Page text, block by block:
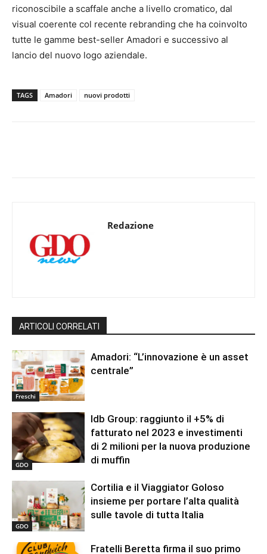
riconoscibile a scaffale anche a livello cromatico, dal
visual coerente col recente rebranding che ha coinvolto
tutte le gamme best-seller Amadori e successivo al
lancio del nuovo logo aziendale.
TAGS Amadori nuovi prodotti
Redazione
ARTICOLI CORRELATI
Freschi
Amadori: “L’innovazione è un asset
centrale”
GDO
Idb Group: raggiunto il +5% di
fatturato nel 2023 e investimenti
di 2 milioni per la nuova produzione
di muffin
GDO
Cortilia e il Viaggiator Goloso
insieme per portare l’alta qualità
sulle tavole di tutta Italia
Fratelli Beretta firma il suo primo